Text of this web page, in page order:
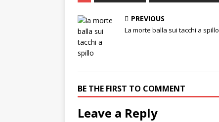
PREVIOUS
La morte balla sui tacchi a spillo
BE THE FIRST TO COMMENT
Leave a Reply